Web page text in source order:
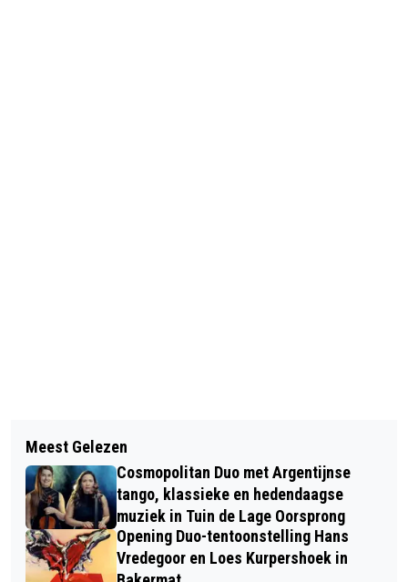
HUISDIER VAN DE WEEK: HET KONIJN
RODERICK
NEDERLANDS OPENLUCHTMUSEUM
ORGANISEERT EERSTE FESTIEVAL
ROND IMMATERIEEL ERFGOED
Meest Gelezen
Cosmopolitan Duo met Argentijnse
tango, klassieke en hedendaagse
muziek in Tuin de Lage Oorsprong
Opening Duo-tentoonstelling Hans
Vredegoor en Loes Kurpershoek in